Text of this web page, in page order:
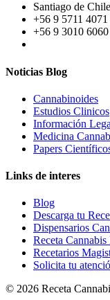
Santiago de Chile
+56 9 5711 4071
+56 9 3010 6060
Noticias Blog
Cannabinoides
Estudios Clinicos
Información
Medicina
Papers
Links de interes
Blog
Descarga tu
Dispensarios
Receta Cannabis
Recetarios
Solicita tu
© 2026 Receta